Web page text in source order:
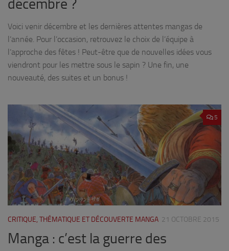
décembre ?
Voici venir décembre et les dernières attentes mangas de
l’année. Pour l’occasion, retrouvez le choix de l’équipe à
l’approche des fêtes ! Peut-être que de nouvelles idées vous
viendront pour les mettre sous le sapin ? Une fin, une
nouveauté, des suites et un bonus !
5
CRITIQUE, THÉMATIQUE ET DÉCOUVERTE MANGA 21 OCTOBRE 2015
Manga : c’est la guerre des